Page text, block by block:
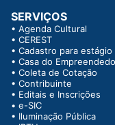
SERVIÇOS
• Agenda Cultural
• CEREST
• Cadastro para estágio
• Casa do
• Coleta de Cotação
• Contribuinte
• Editais e Inscrições
• e-SIC
• Iluminação Pública